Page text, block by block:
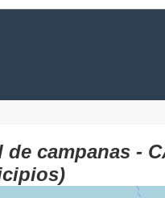
campanas -